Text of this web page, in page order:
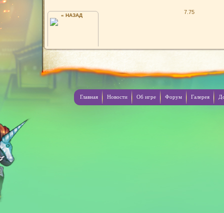
7.75
« НАЗАД
22 YRVIN
Главная Новости Об игре Форум Галерея